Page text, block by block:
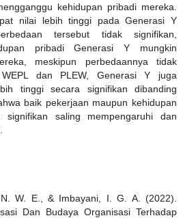
kehidupan pribadi mereka.
nilai lebih tinggi pada Generasi Y
tersebut tidak signifikan,
pribadi Generasi Y mungkin
meskipun perbedaannya tidak
dan PLEW, Generasi Y juga
tinggi secara signifikan dibanding
baik pekerjaan maupun kehidupan
saling mempengaruhi dan
W. E., & Imbayani, I. G. A. (2022).
Dan Budaya Organisasi Terhadap